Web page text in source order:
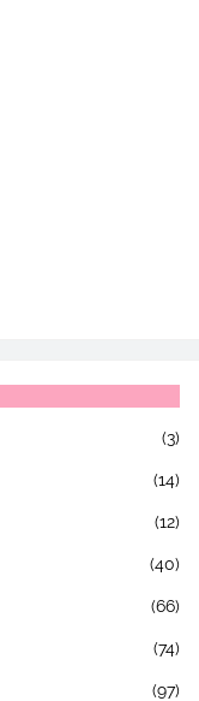
(3)
(14)
(12)
(40)
(66)
(74)
(97)